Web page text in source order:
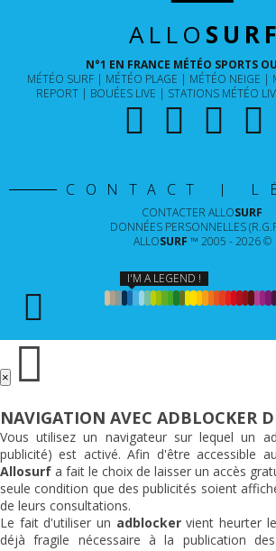
ALLO SURF
N°1 EN FRANCE MÉTÉO SPORTS
MÉTÉO SURF
MÉTÉO PLAGE MÉTÉO NEIGE
REPORT
BOUÉES LIVE STATIONS MÉTÉO
CONTACT |
CONTACTER ALLOSURF
DONNÉES PERSONNELLES
ALLOSURF ™ 2005 - 2026 ©
I'M A LEGEND !
×
NAVIGATION AVEC ADBLOCKER
Vous utilisez un navigateur sur lequel un
publicité) est activé. Afin d'être accessible
Allosurf a fait le choix de laisser un accès
seule condition que des publicités soient
de leurs consultations.
Le fait d'utiliser un adblockervient heurter
déjà fragile nécessaire à la publication